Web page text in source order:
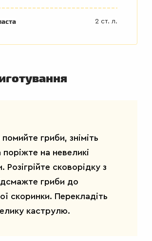
2 ст. л.
гриби, зніміть
поріжте на невеликі
Розігрійте сковорідку з
гриби до
скоринки. Перекладіть
каструлю.